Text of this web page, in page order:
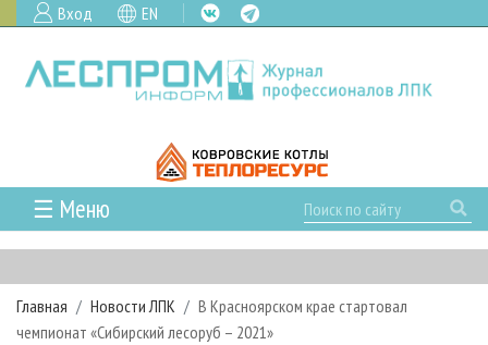
Вход EN
☰ Меню
ГЛАВНАЯ
РУБРИКИ И ТЕМЫ
РУБРИКИ ЖУРНАЛА
НОВОСТИ
Главная Новости ЛПК
В Красноярском крае стартовал
чемпионат «Сибирский лесоруб – 2021»